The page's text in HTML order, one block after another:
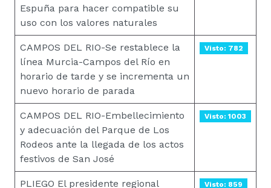
Espuña para hacer compatible su
uso con los valores naturales
CAMPOS DEL RIO-Se restablece la
línea Murcia-Campos del Río en
horario de tarde y se incrementa un
nuevo horario de parada
Visto: 782
CAMPOS DEL RIO-Embellecimiento
y adecuación del Parque de Los
Rodeos ante la llegada de los actos
festivos de San José
Visto: 1003
PLIEGO El presidente regional
Visto: 859